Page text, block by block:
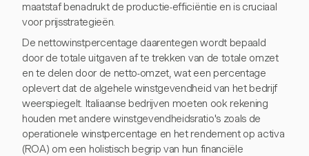
maatstaf benadrukt de productie-efficiëntie en is cruciaal
voor prijsstrategieën.
De nettowinstpercentage daarentegen wordt bepaald
door de totale uitgaven af te trekken van de totale omzet
en te delen door de netto-omzet, wat een percentage
oplevert dat de algehele winstgevendheid van het bedrijf
weerspiegelt. Italiaanse bedrijven moeten ook rekening
houden met andere winstgevendheidsratio's zoals de
operationele winstpercentage en het rendement op activa
(ROA) om een holistisch begrip van hun financiële